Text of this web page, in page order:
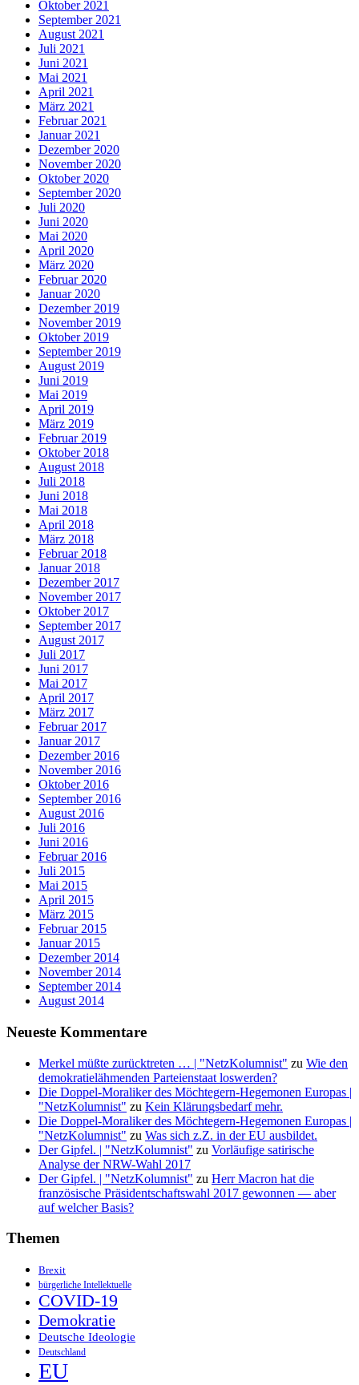
Oktober 2021
September 2021
August 2021
Juli 2021
Juni 2021
Mai 2021
April 2021
März 2021
Februar 2021
Januar 2021
Dezember 2020
November 2020
Oktober 2020
September 2020
Juli 2020
Juni 2020
Mai 2020
April 2020
März 2020
Februar 2020
Januar 2020
Dezember 2019
November 2019
Oktober 2019
September 2019
August 2019
Juni 2019
Mai 2019
April 2019
März 2019
Februar 2019
Oktober 2018
August 2018
Juli 2018
Juni 2018
Mai 2018
April 2018
März 2018
Februar 2018
Januar 2018
Dezember 2017
November 2017
Oktober 2017
September 2017
August 2017
Juli 2017
Juni 2017
Mai 2017
April 2017
März 2017
Februar 2017
Januar 2017
Dezember 2016
November 2016
Oktober 2016
September 2016
August 2016
Juli 2016
Juni 2016
Februar 2016
Juli 2015
Mai 2015
April 2015
März 2015
Februar 2015
Januar 2015
Dezember 2014
November 2014
September 2014
August 2014
Neueste Kommentare
Merkel müßte zurücktreten … | "NetzKolumnist" zu Wie den
demokratielähmenden Parteienstaat loswerden?
Die Doppel-Moraliker des Möchtegern-Hegemonen Europas |
"NetzKolumnist" zu Kein Klärungsbedarf mehr.
Die Doppel-Moraliker des Möchtegern-Hegemonen Europas |
"NetzKolumnist" zu Was sich z.Z. in der EU ausbildet.
Der Gipfel. | "NetzKolumnist" zu Vorläufige satirische
Analyse der NRW-Wahl 2017
Der Gipfel. | "NetzKolumnist" zu Herr Macron hat die
französische Präsidentschaftswahl 2017 gewonnen — aber
auf welcher Basis?
Themen
Brexit
bürgerliche Intellektuelle
COVID-19
Demokratie
Deutsche Ideologie
Deutschland
EU